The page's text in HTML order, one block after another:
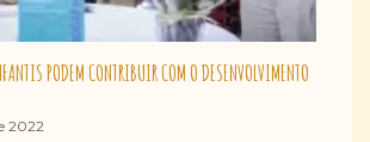
PODEM CONTRIBUIR COM O DESENVOLVIMENTO
2022